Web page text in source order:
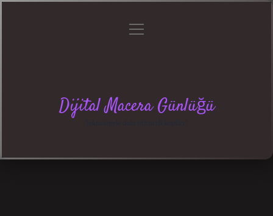
menüyü
Dijital Macera Günlüğü